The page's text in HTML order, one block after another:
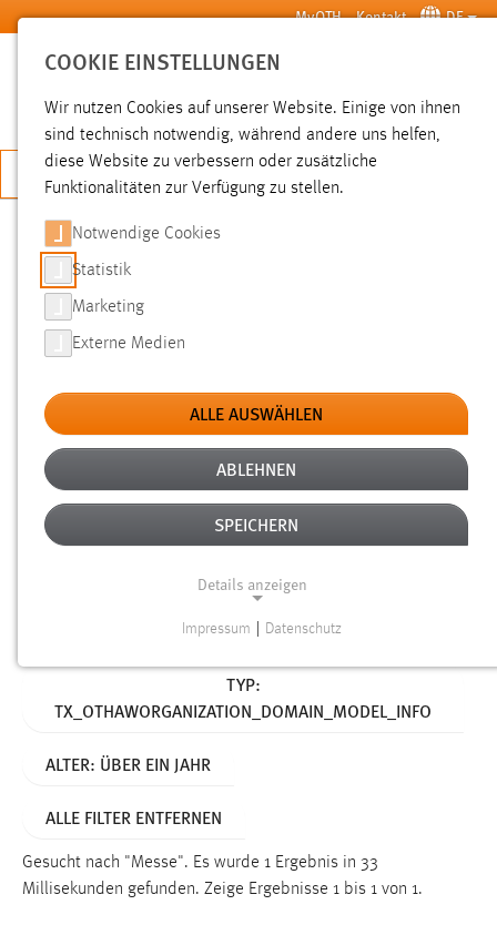
Zum Hauptinhalt springen MyOTH Kontakt DE
SUCHE
JETZT BEWERBEN
SUCHE
FILTER
Typ
Erstellungsdatum
Alter
TYP:
TX_OTHAWORGANIZATION_DOMAIN_MODEL_INFO
ALTER: ÜBER EIN JAHR
ALLE FILTER ENTFERNEN
Gesucht nach "Messe". Es wurde 1 Ergebnis in 33
Millisekunden gefunden. Zeige Ergebnisse 1 bis 1 von 1.
COOKIE EINSTELLUNGEN
Wir nutzen Cookies auf unserer Website. Einige von ihnen
sind technisch notwendig, während andere uns helfen,
diese Website zu verbessern oder zusätzliche
Funktionalitäten zur Verfügung zu stellen.
Notwendige Cookies
Statistik
Marketing
Externe Medien
ALLE AUSWÄHLEN
ABLEHNEN
SPEICHERN
Details anzeigen
Notwendige Cookies ermöglichen grundlegende
Funktionen und sind für die einwandfreie Funktion der
cookie_consent
Zweck:
Impressum Datenschutz